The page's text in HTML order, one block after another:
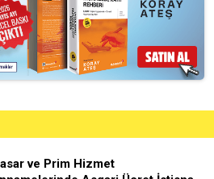
ve Prim Hizmet